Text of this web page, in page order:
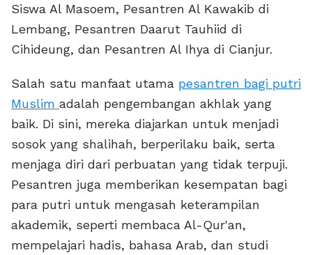
Siswa Al Masoem, Pesantren Al Kawakib di
Lembang, Pesantren Daarut Tauhiid di
Cihideung, dan Pesantren Al Ihya di Cianjur.
Salah satu manfaat utama pesantren bagi putri
Muslim adalah pengembangan akhlak yang
baik. Di sini, mereka diajarkan untuk menjadi
sosok yang shalihah, berperilaku baik, serta
menjaga diri dari perbuatan yang tidak terpuji.
Pesantren juga memberikan kesempatan bagi
para putri untuk mengasah keterampilan
akademik, seperti membaca Al-Qur'an,
mempelajari hadis, bahasa Arab, dan studi